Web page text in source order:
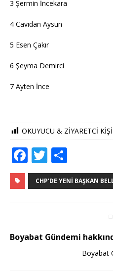
3 Şermin İncekara
4 Cavidan Aysun
5 Esen Çakır
6 Şeyma Demirci
7 Ayten İnce
OKUYUCU & ZİYARETCİ
F
a
c
o
T
w
it
h
ar
CHP’DE YENI BAŞKAN
Boyabat Gündemi
Boyabat